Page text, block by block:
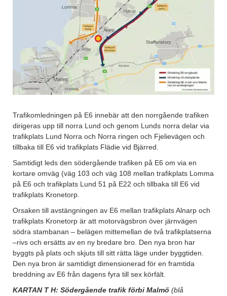
Trafikomledningen på E6 innebär att den norrgående trafiken
dirigeras upp till norra Lund och genom Lunds norra delar via
trafikplats Lund Norra och Norra ringen och Fjelievägen och
tillbaka till E6 vid trafikplats Flädie vid Bjärred.
Samtidigt leds den södergående trafiken på E6 om via en
kortare omväg (väg 103 och väg 108 mellan trafikplats Lomma
på E6 och trafikplats Lund 51 på E22 och tillbaka till E6 vid
trafikplats Kronetorp.
Orsaken till avstängningen av E6 mellan trafikplats Alnarp och
trafikplats Kronetorp är att motorvägsbron över järnvägen
södra stambanan – belägen mittemellan de två trafikplatserna
–rivs och ersätts av en ny bredare bro. Den nya bron har
byggts på plats och skjuts till sitt rätta läge under byggtiden.
Den nya bron är samtidigt dimensionerad för en framtida
breddning av E6 från dagens fyra till sex körfält.
KARTAN T H: Södergående trafik förbi Malmö (blå